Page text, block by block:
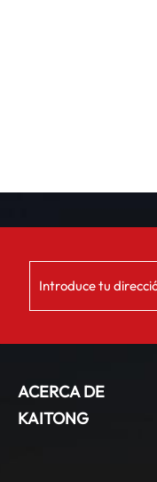
ACERCA DE
KAITONG